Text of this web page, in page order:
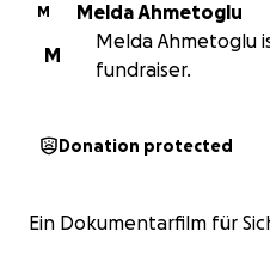
M
Melda Ahmetoglu
M
Melda Ahmetoglu
fundraiser.
Donation protected
Ein Dokumentarfilm für